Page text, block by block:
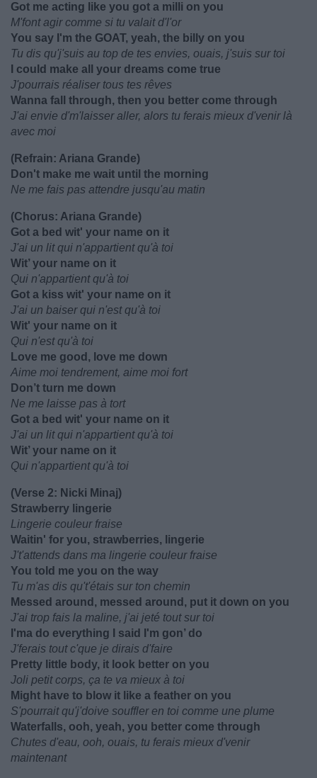
Got me acting like you got a milli on you
M'font agir comme si tu valait d'l'or
You say I'm the GOAT, yeah, the billy on you
Tu dis qu'j'suis au top de tes envies, ouais, j'suis sur toi
I could make all your dreams come true
J'pourrais réaliser tous tes rêves
Wanna fall through, then you better come through
J'ai envie d'm'laisser aller, alors tu ferais mieux d'venir là
avec moi
(Refrain: Ariana Grande)
Don't make me wait until the morning
Ne me fais pas attendre jusqu'au matin
(Chorus: Ariana Grande)
Got a bed wit' your name on it
J'ai un lit qui n'appartient qu'à toi
Wit’ your name on it
Qui n'appartient qu'à toi
Got a kiss wit' your name on it
J'ai un baiser qui n'est qu'à toi
Wit' your name on it
Qui n'est qu'à toi
Love me good, love me down
Aime moi tendrement, aime moi fort
Don’t turn me down
Ne me laisse pas à tort
Got a bed wit' your name on it
J'ai un lit qui n'appartient qu'à toi
Wit’ your name on it
Qui n'appartient qu'à toi
(Verse 2: Nicki Minaj)
Strawberry lingerie
Lingerie couleur fraise
Waitin' for you, strawberries, lingerie
J't'attends dans ma lingerie couleur fraise
You told me you on the way
Tu m'as dis qu't'étais sur ton chemin
Messed around, messed around, put it down on you
J'ai trop fais la maline, j'ai jeté tout sur toi
I'ma do everything I said I'm gon’ do
J'ferais tout c'que je dirais d'faire
Pretty little body, it look better on you
Joli petit corps, ça te va mieux à toi
Might have to blow it like a feather on you
S'pourrait qu'j'doive souffler en toi comme une plume
Waterfalls, ooh, yeah, you better come through
Chutes d'eau, ooh, ouais, tu ferais mieux d'venir
maintenant